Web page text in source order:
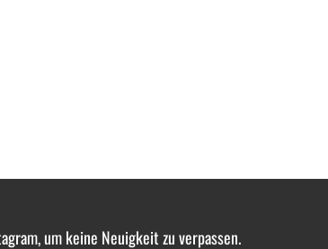
um keine Neuigkeit zu verpassen.